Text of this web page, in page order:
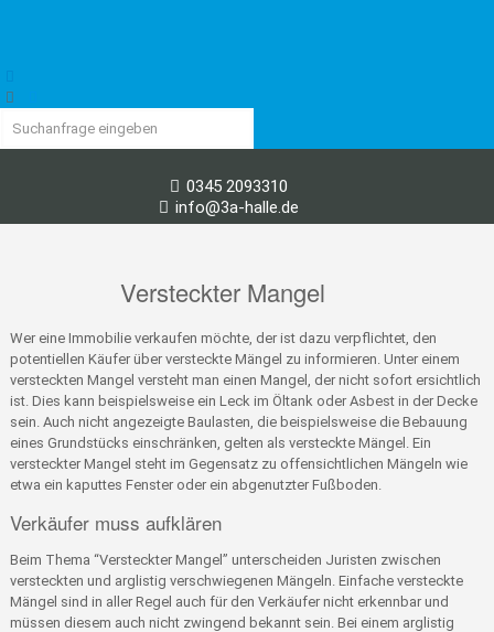
0345 2093310
info@3a-halle.de
Versteckter Mangel
Wer eine Immobilie verkaufen möchte, der ist dazu verpflichtet, den
potentiellen Käufer über versteckte Mängel zu informieren. Unter einem
versteckten Mangel versteht man einen Mangel, der nicht sofort ersichtlich
ist. Dies kann beispielsweise ein Leck im Öltank oder Asbest in der Decke
sein. Auch nicht angezeigte Baulasten, die beispielsweise die Bebauung
eines Grundstücks einschränken, gelten als versteckte Mängel. Ein
versteckter Mangel steht im Gegensatz zu offensichtlichen Mängeln wie
etwa ein kaputtes Fenster oder ein abgenutzter Fußboden.
Verkäufer muss aufklären
Beim Thema “Versteckter Mangel” unterscheiden Juristen zwischen
versteckten und arglistig verschwiegenen Mängeln. Einfache versteckte
Mängel sind in aller Regel auch für den Verkäufer nicht erkennbar und
müssen diesem auch nicht zwingend bekannt sein. Bei einem arglistig